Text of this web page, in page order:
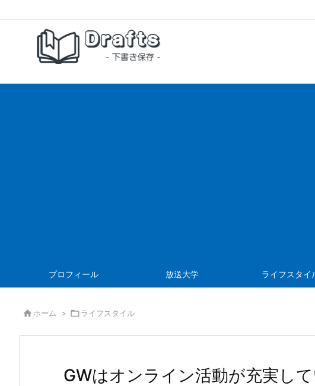
プロフィール 放送大学 ライフスタイ
 ホーム > ライフスタイル
GWはオンライン活動が充実し